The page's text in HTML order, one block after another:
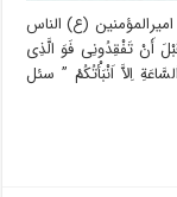
(ع) الناس
قَبْلَ أَنْ تَفْقِدُونِی فَوَ الَّذِی
اِلاَّ اَنْبَأْتُکُمْ ” سئل